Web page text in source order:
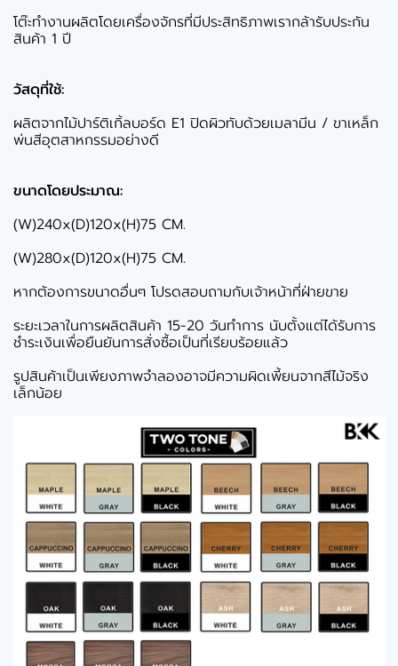
โต๊ะทำงานผลิตโดยเครื่องจักรที่มีประสิทธิภาพเรากล้ารับประกัน
สินค้า 1 ปี
วัสดุที่ใช้:
ผลิตจากไม้ปาร์ติเกิ้ลบอร์ด E1 ปิดผิวทับด้วยเมลามีน / ขาเหล็ก
พ่นสีอุตสาหกรรมอย่างดี
ขนาดโดยประมาณ:
(W)240x(D)120x(H)75 CM.
(W)280x(D)120x(H)75 CM.
หากต้องการขนาดอื่นๆ โปรดสอบถามกับเจ้าหน้าที่ฝ่ายขาย
ระยะเวลาในการผลิตสินค้า 15-20 วันทำการ นับตั้งแต่ได้รับการ
ชำระเงินเพื่อยืนยันการสั่งซื้อเป็นที่เรียบร้อยแล้ว
รูปสินค้าเป็นเพียงภาพจำลองอาจมีความผิดเพี้ยนจากสีไม้จริง
เล็กน้อย